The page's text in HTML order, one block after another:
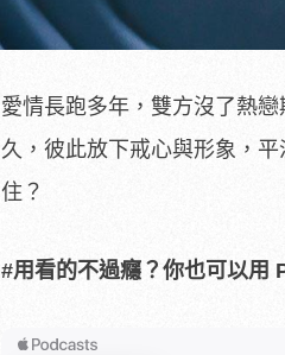
愛情長跑多年，雙方沒了熱
久，彼此放下戒心與形象，
住？
#用看的不過癮？你也可以用